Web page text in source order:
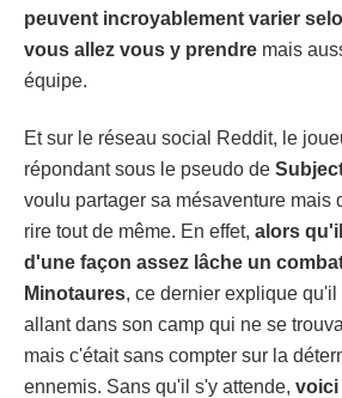
peuvent incroyablement varier
vous allez vous y prendre mais
équipe.
Et sur le réseau social Reddit, le
répondant sous le pseudo de
voulu partager sa mésaventure mais
rire tout de même. En effet, alors
d'une façon assez lâche un
Minotaures, ce dernier explique qu'il
allant dans son camp qui ne se
mais c'était sans compter sur la
ennemis. Sans qu'il s'y attende, voici